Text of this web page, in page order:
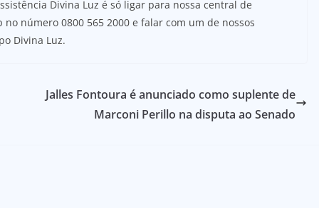
Divina Luz é só ligar para nossa central de
número 0800 565 2000 e falar com um de nossos
Divina Luz.
Jalles Fontoura é anunciado como suplente de
Marconi Perillo na disputa ao Senado